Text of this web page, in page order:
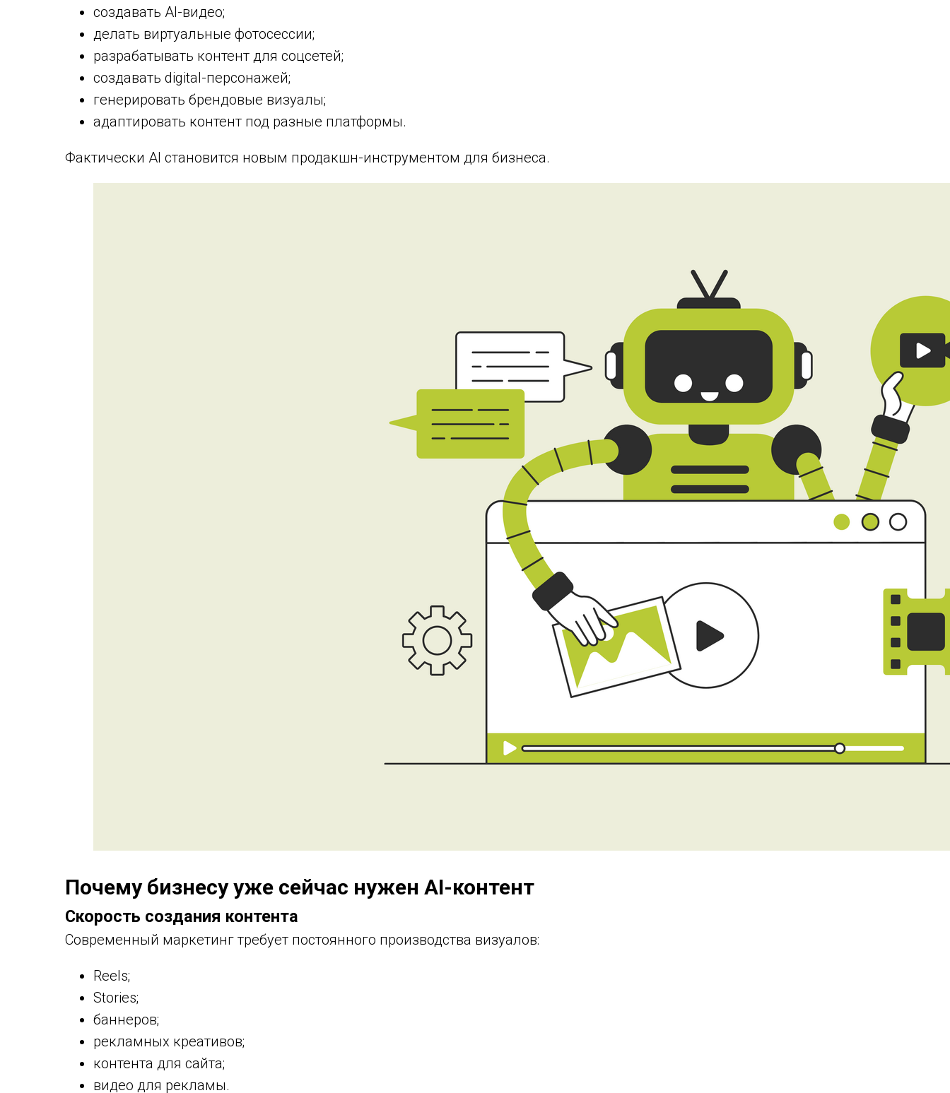
создавать AI-видео;
делать виртуальные фотосессии;
разрабатывать контент для соцсетей;
создавать digital-персонажей;
генерировать брендовые визуалы;
адаптировать контент под разные платформы.
Фактически AI становится новым продакшн-инструментом для бизнеса.
Почему бизнесу уже сейчас нужен AI-контент
Скорость создания контента
Современный маркетинг требует постоянного производства визуалов:
Reels;
Stories;
баннеров;
рекламных креативов;
контента для сайта;
видео для рекламы.